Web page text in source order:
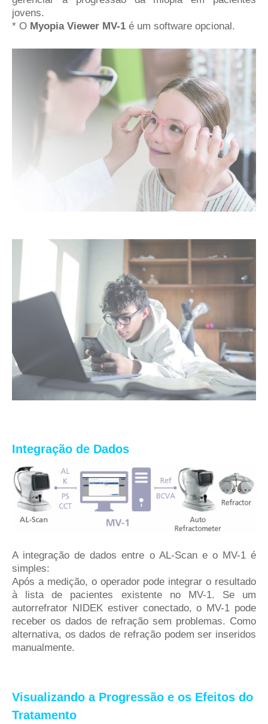
jovens.
* O Myopia Viewer MV-1 é um software opcional.
Integração de Dados
A integração de dados entre o AL-Scan e o MV-1 é
simples:
Após a medição, o operador pode integrar o resultado
à lista de pacientes existente no MV-1. Se um
autorrefrator NIDEK estiver conectado, o MV-1 pode
receber os dados de refração sem problemas. Como
alternativa, os dados de refração podem ser inseridos
manualmente.
Visualizando a Progressão e os Efeitos do
Tratamento